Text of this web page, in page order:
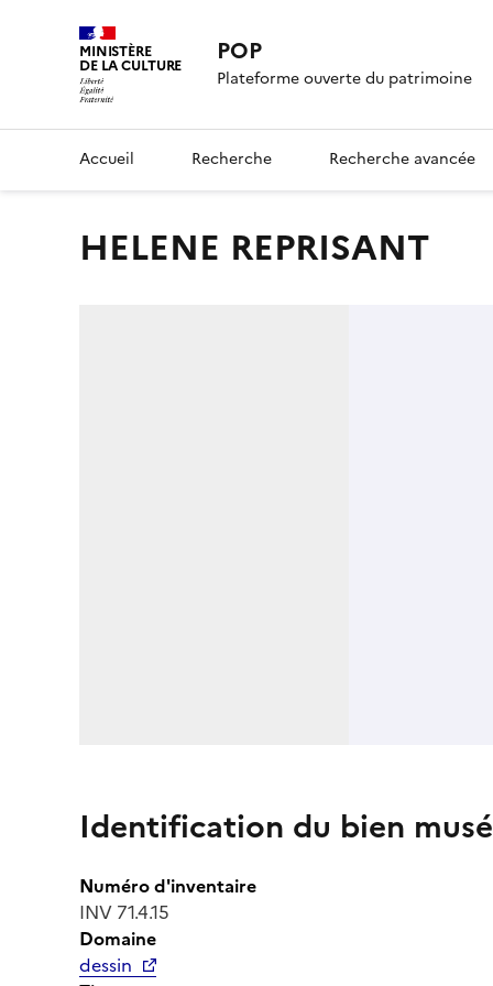
MINISTÈRE
DE LA CULTURE POP
Plateforme ouverte du patrimoine
Accueil Recherche Recherche avancée
HELENE REPRISANT
Identification du bien
Numéro d'inventaire
INV 71.4.15
Domaine
dessin